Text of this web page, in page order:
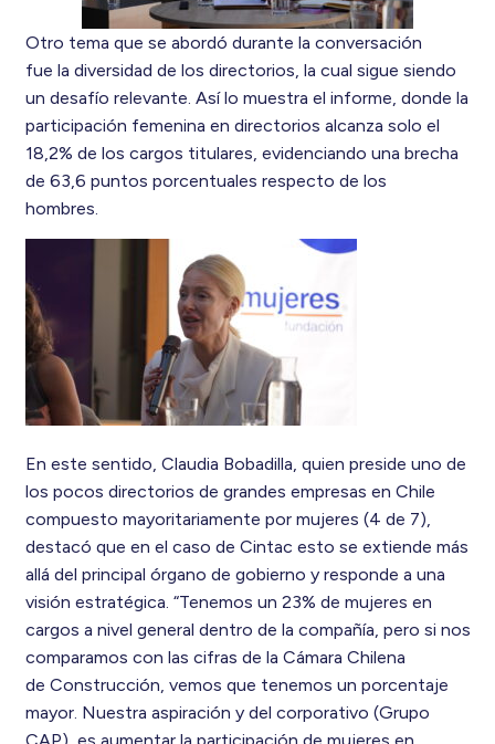
Otro tema que se abordó durante la conversación
fue la diversidad de los directorios, la cual sigue siendo
un desafío relevante. Así lo muestra el informe, donde la
participación femenina en directorios alcanza solo el
18,2% de los cargos titulares, evidenciando una brecha
de 63,6 puntos porcentuales respecto de los
hombres.
En este sentido, Claudia Bobadilla, quien preside uno de
los pocos directorios de grandes empresas en Chile
compuesto mayoritariamente por mujeres (4 de 7),
destacó que en el caso de Cintac esto se extiende más
allá del principal órgano de gobierno y responde a una
visión estratégica. “Tenemos un 23% de mujeres en
cargos a nivel general dentro de la compañía, pero si nos
comparamos con las cifras de la Cámara Chilena
de Construcción, vemos que tenemos un porcentaje
mayor. Nuestra aspiración y del corporativo (Grupo